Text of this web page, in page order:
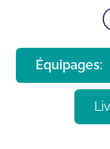
Équipages: